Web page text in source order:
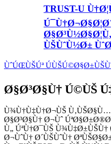
TRUST-U
ÙŠÙˆÙ½Ø±
ÙˆÚŒÙŠÚª
Ø§Ø³Ø§Ù† Ú©ÙŠ
Ù¾Ù†Ù‡Ù†Ø¬ÙŠ
Ø§Ø³Ø§Ù† Ø¬Ùˆ
Ù„ ÚªÙ†Ø¯ÙŠ
Ø¬ÙˆÙ† Ø´ÙŠÙˆÙ†